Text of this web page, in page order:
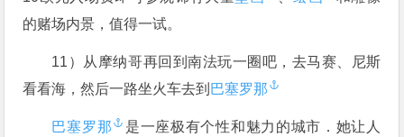
的赌场内景，值得一试。
11）从摩纳哥再回到南法玩一圈吧，去马赛、尼斯
看看海，然后一路坐火车去到 巴塞罗那
巴塞罗那
是一座极有个性和魅力的城市．她让人